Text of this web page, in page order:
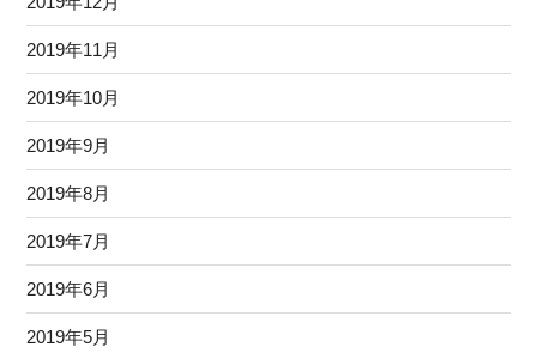
2019年11月
2019年10月
2019年9月
2019年8月
2019年7月
2019年6月
2019年5月